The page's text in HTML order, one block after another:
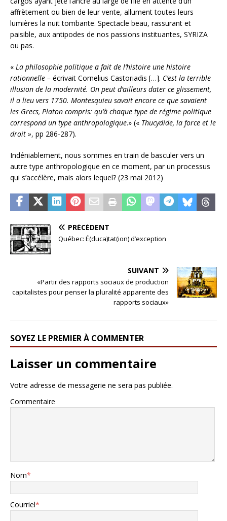
affrètement ou bien de leur vente, allument toutes leurs
lumières la nuit tombante. Spectacle beau, rassurant et
paisible, aux antipodes de nos passions instituantes, SYRIZA
ou pas.
« La philosophie politique a fait de l’histoire une histoire
rationnelle – écrivait Cornelius Castoriadis […]. C’est la terrible
illusion de la modernité. On peut d’ailleurs dater ce glissement,
il a lieu vers 1750. Montesquieu savait encore ce que savaient
les Grecs, Platon compris: qu’à chaque type de régime politique
correspond un type anthropologique.» (« Thucydide, la force et le
droit », pp 286-287).
Indéniablement, nous sommes en train de basculer vers un
autre type anthropologique en ce moment, par un processus
qui s’accélère, mais alors lequel? (23 mai 2012)
PRÉCÉDENT
Québec: É(duca)tat(ion) d’exception
SUIVANT
«Partir des rapports sociaux de production
capitalistes pour penser la pluralité apparente des
rapports sociaux»
SOYEZ LE PREMIER À COMMENTER
Laisser un commentaire
Votre adresse de messagerie ne sera pas publiée.
Commentaire
Nom*
Courriel*